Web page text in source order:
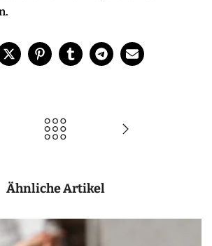
Ähnliche Artikel